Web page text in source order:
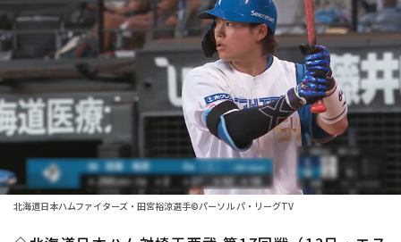
動画
日程・結果
順位表･成績
1軍公式戦
ファーム東地区
選手名鑑
選手名鑑トップ
ニュース
北海道日本ハムファイターズ・田宮裕涼選手©パーソル パ・リーグTV